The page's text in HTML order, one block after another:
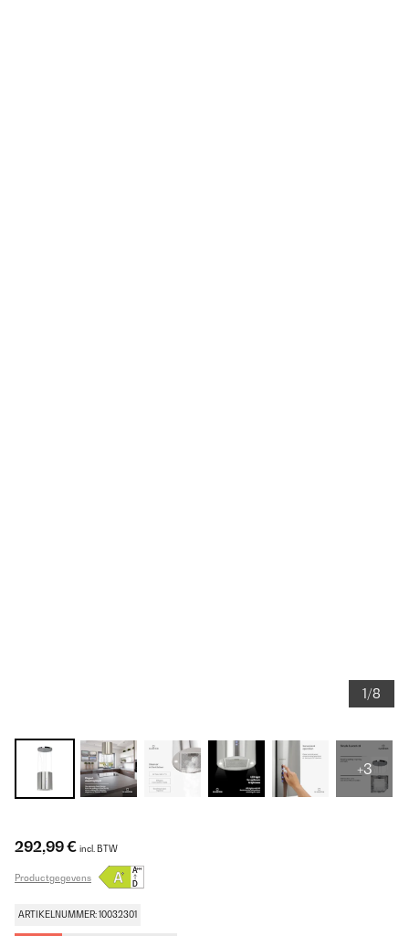
1/8
+3
292,99 € incl. BTW
Productgegevens
ARTIKELNUMMER: 10032301